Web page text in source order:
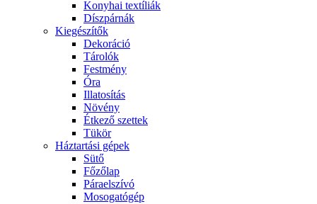
Konyhai textíliák
Díszpárnák
Kiegészítők
Dekoráció
Tárolók
Festmény
Óra
Illatosítás
Növény
Étkező szettek
Tükör
Háztartási gépek
Sütő
Főzőlap
Páraelszívó
Mosogatógép